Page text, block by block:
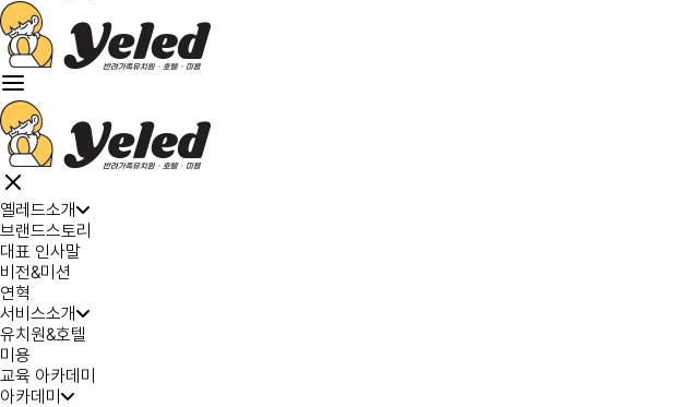
옐레드소개
브랜드스토리
대표 인사말
비전&미션
연혁
서비스소개
유치원&호텔
미용
교육 아카데미
아카데미